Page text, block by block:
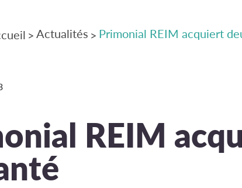
> Actualités > Primonial REIM acquiert
REIM